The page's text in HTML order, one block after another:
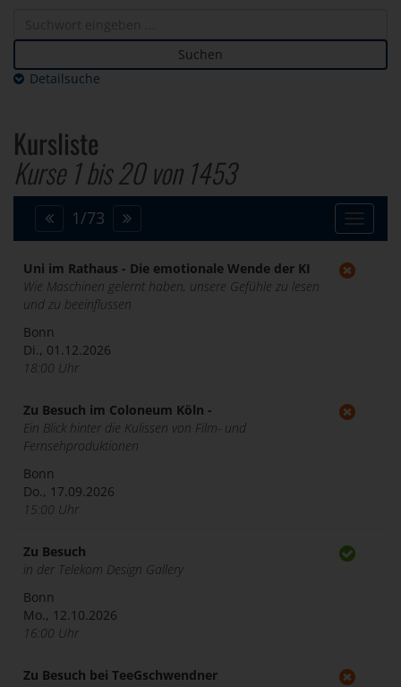
Suchen
Detailsuche
Kursliste
Kurse 1 bis20von 1453
Toggle
1/73
Uni im Rathaus - Die emotionale Wende der KI
Wie Maschinen gelernt haben, unsere Gefühle zu lesen
und zu beeinflussen
Bonn
Di., 01.12.2026
18:00 Uhr
Zu Besuch im Coloneum Köln -
Ein Blick hinter die Kulissen von Film- und
Fernsehproduktionen
Bonn
Do., 17.09.2026
15:00 Uhr
Zu Besuch
in der Telekom Design Gallery
Bonn
Mo., 12.10.2026
16:00 Uhr
Zu Besuch bei TeeGschwendner